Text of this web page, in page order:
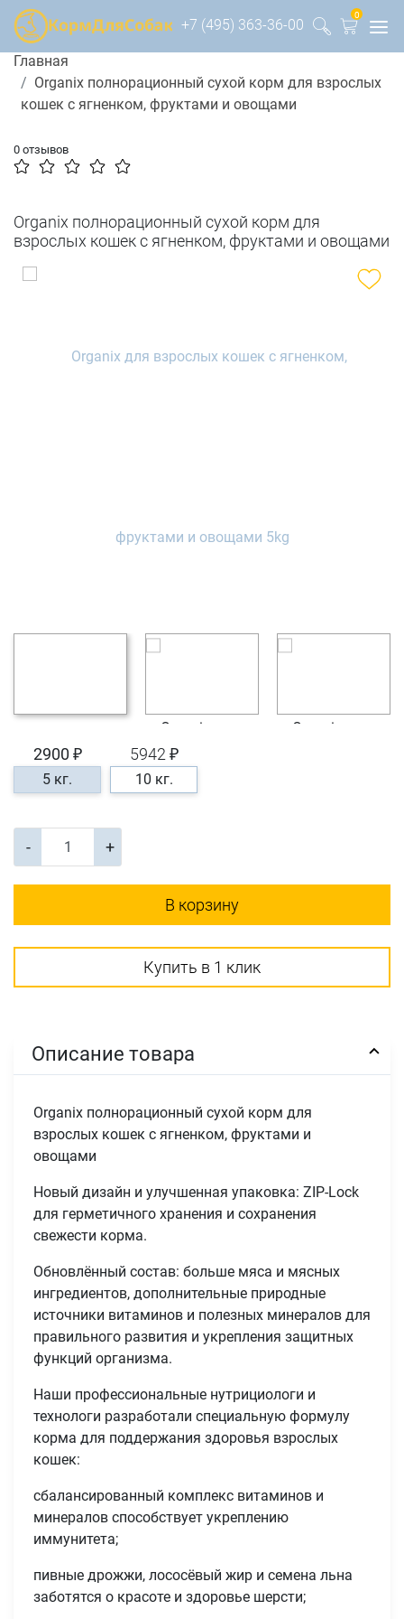
+7 (495) 363-36-00
0
Главная
Organix полнорационный сухой корм для взрослых
кошек с ягненком, фруктами и овощами
0 отзывов
Organix полнорационный сухой корм для
взрослых кошек с ягненком, фруктами и овощами
2900 ₽
5 кг.
5942 ₽
10 кг.
- +
В корзину
Купить в 1 клик
Описание товара
Organix полнорационный сухой корм для
взрослых кошек с ягненком, фруктами и
овощами
Новый дизайн и улучшенная упаковка: ZIP-Lock
для герметичного хранения и сохранения
свежести корма.
Обновлённый состав: больше мяса и мясных
ингредиентов, дополнительные природные
источники витаминов и полезных минералов для
правильного развития и укрепления защитных
функций организма.
Наши профессиональные нутрициологи и
технологи разработали специальную формулу
корма для поддержания здоровья взрослых
кошек:
сбалансированный комплекс витаминов и
минералов способствует укреплению
иммунитета;
пивные дрожжи, лососёвый жир и семена льна
заботятся о красоте и здоровье шерсти;